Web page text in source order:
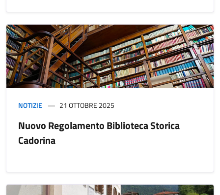
NOTIZIE 21 OTTOBRE 2025
Nuovo Regolamento Biblioteca Storica
Cadorina